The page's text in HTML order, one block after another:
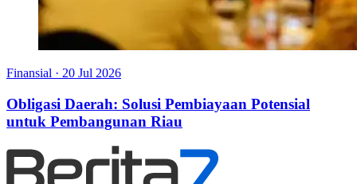
Finansial · 20 Jul 2026
Obligasi Daerah: Solusi Pembiayaan Potensial
untuk Pembangunan Riau